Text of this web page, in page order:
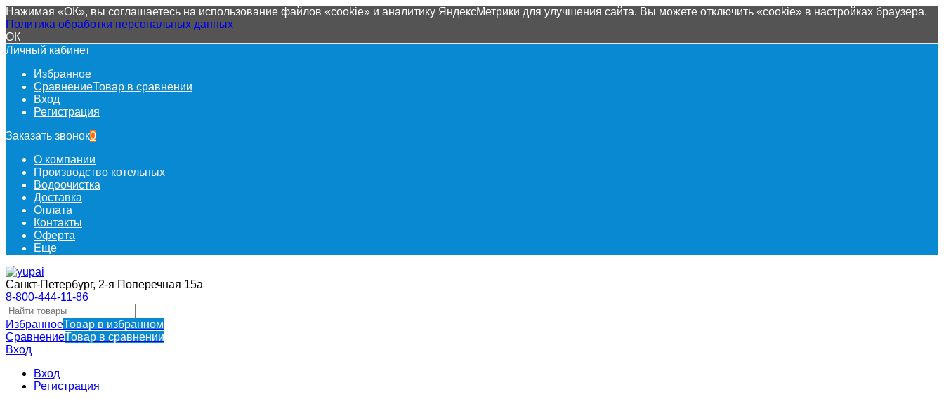
Нажимая «ОК», вы соглашаетесь на использование файлов «cookie» и аналитику ЯндексМетрики для улучшения сайта. Вы можете отключить «cookie» в настройках браузера.
Политика обработки персональных данных
ОК
Личный кабинет
Избранное
СравнениеТовар в сравнении
Вход
Регистрация
Заказать звонок0
О компании
Производство котельных
Водоочистка
Доставка
Оплата
Контакты
Оферта
Еще
Санкт-Петербург, 2-я Поперечная 15а
8-800-444-11-86
ИзбранноеТовар в избранном
СравнениеТовар в сравнении
Вход
Вход
Регистрация